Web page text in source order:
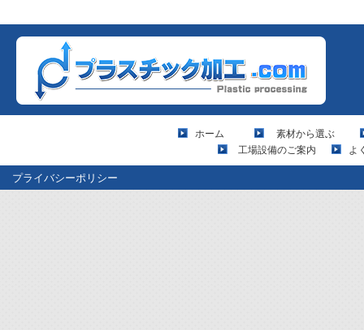
ホーム
素材から選ぶ
工場設備のご案内
よ
プライバシーポリシー